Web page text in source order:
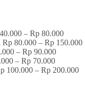
– Rp 80.000
80.000 – Rp 150.000
– Rp 90.000
– Rp 70.000
100.000 – Rp 200.000